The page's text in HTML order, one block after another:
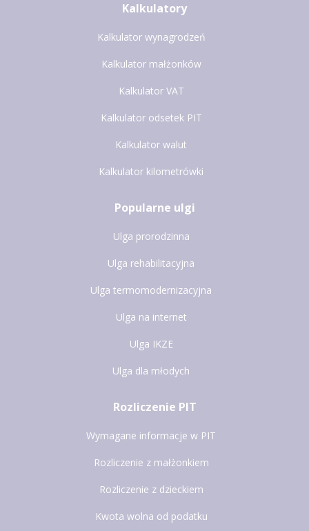
Kalkulatory
Kalkulator wynagrodzeń
Kalkulator małżonków
Kalkulator VAT
Kalkulator odsetek PIT
Kalkulator walut
Kalkulator kilometrówki
Popularne ulgi
Ulga prorodzinna
Ulga rehabilitacyjna
Ulga termomodernizacyjna
Ulga na internet
Ulga IKZE
Ulga dla młodych
Rozliczenie PIT
Wymagane informacje w PIT
Rozliczenie z małżonkiem
Rozliczenie z dzieckiem
Kwota wolna od podatku